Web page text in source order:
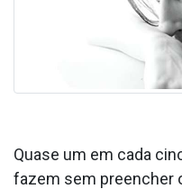
Quase um em cada
fazem sem preencher